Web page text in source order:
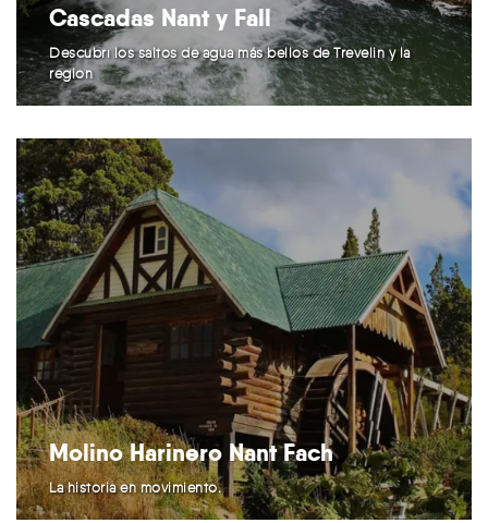
Cascadas Nant y Fall
Descubrí los saltos de agua más bellos de Trevelin y la
región
Molino Harinero Nant Fach
La historia en movimiento.